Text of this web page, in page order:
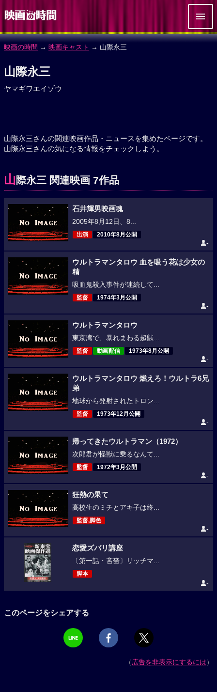
映画の時間 → 映画キャスト → 山際永三
山際永三
ヤマギワエイゾウ
山際永三さんの関連映画作品・ニュースを集めたページです。
山際永三さんの気になる情報をチェックしよう。
山際永三 関連映画 7作品
石井輝男映画魂
2005年8月12日、8...
出演 2010年8月公開
-
ウルトラマンタロウ 血を吸う花は少女の
精
吸血鬼殺入事件が連続して...
監督 1974年3月公開
-
ウルトラマンタロウ
東京湾で、暴れまわる超獣...
監督 動画配信 1973年8月公開
-
ウルトラマンタロウ 燃えろ！ウルトラ6兄
弟
地球から発射されたトロン...
監督 1973年12月公開
-
帰ってきたウルトラマン（1972）
次郎君が怪獣に乗るなんて...
監督 1972年3月公開
-
狂熱の果て
高校生のミチとアキ子は終...
監督,脚色
-
恋愛ズバリ講座
〔第一話・吝嗇〕リッチマ...
脚本
-
このページをシェアする
（広告を非表示にするには）